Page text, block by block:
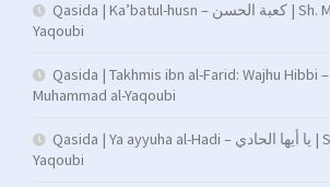
Qasida | Ka’batul-husn – كعبة الحسن | Sh. Muhammad al-
Yaqoubi
Qasida | Takhmis ibn al-Farid: Wajhu Hibbi – وجه حبي | Sh.
Muhammad al-Yaqoubi
Qasida | Ya ayyuha al-Hadi – يا أيها الحادي | Sh. Muhammad al-
Yaqoubi